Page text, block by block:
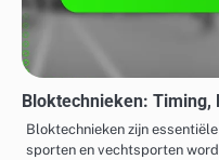
Bloktechnieken: Timing,
Bloktechnieken zijn
sporten en vechtsporten